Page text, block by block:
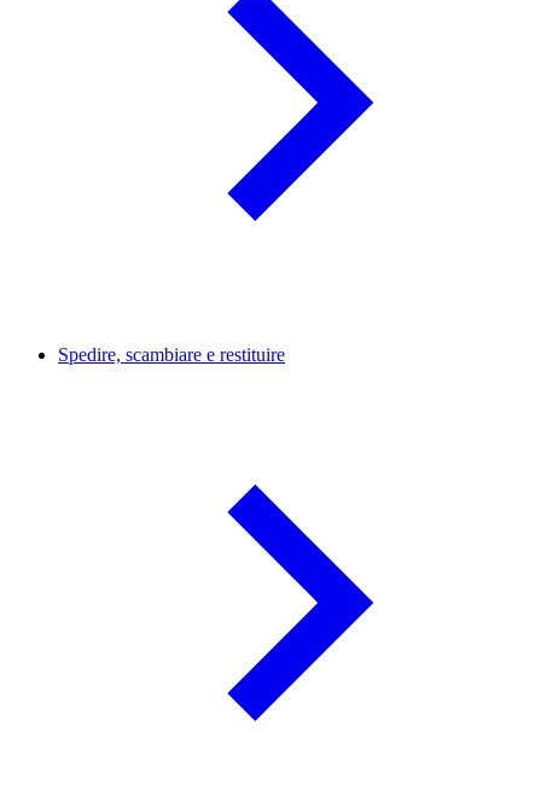
Spedire, scambiare e restituire